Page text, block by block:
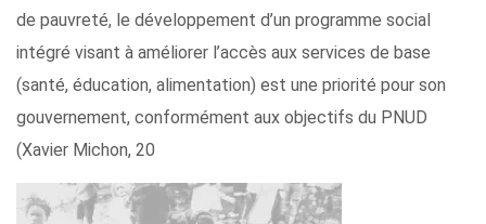
de pauvreté, le développement d’un programme social
intégré visant à améliorer l’accès aux services de base
(santé, éducation, alimentation) est une priorité pour son
gouvernement, conformément aux objectifs du PNUD
(Xavier Michon, 20